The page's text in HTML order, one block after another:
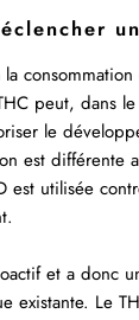
consommation
peut, dans
le
est différente
est utilisée
et a donc
existante. Le